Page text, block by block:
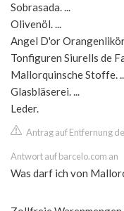
Sobrasada. ...
Olivenöl. ...
Angel D'or
Tonfiguren Siurells de
Mallorquinsche Stoffe.
Glasbläserei. ...
Leder.
Antrag auf Entfernung
Antwort auf barcelo.com an
Was darf ich von